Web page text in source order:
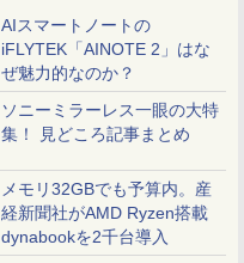
AIスマートノートの
iFLYTEK「AINOTE 2」はな
ぜ魅力的なのか？
ソニーミラーレス一眼の大特
集！ 見どころ記事まとめ
メモリ32GBでも予算内。産
経新聞社がAMD Ryzen搭載
dynabookを2千台導入